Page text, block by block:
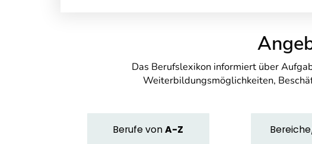
Das Berufslexikon informiert über
Weiterbildungsmöglichkeiten,
BerufevonA-Z